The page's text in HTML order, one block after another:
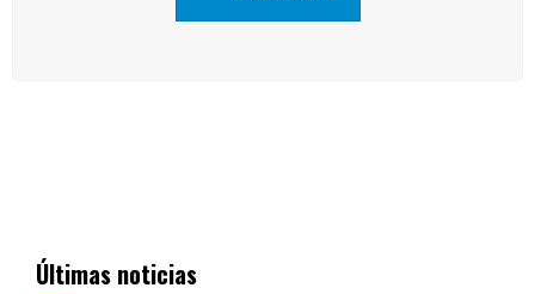
Últimas noticias